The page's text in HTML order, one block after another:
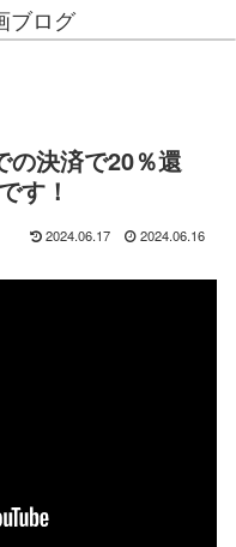
ブログ
の決済で20％還
す！
2024.06.17 2024.06.16